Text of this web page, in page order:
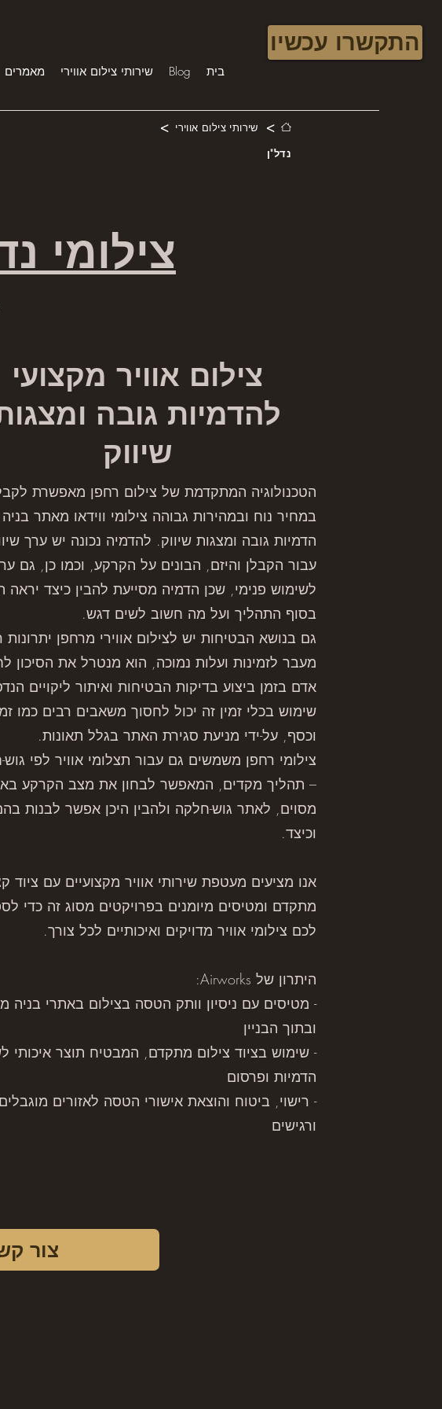
התקשרו עכשיו
בית Blog שירותי צילום אווירי מאמרים
> שירותי צילום אווירי >
נדל"ן
צילומי
צילום אוויר מקצועי
להדמיות גובה
שיווק
הטכנולוגיה המתקדמת של צילום רחפן מאפשרת
במחיר נוח ובמהירות גבוהה צילומי ווידאו מאתר
הדמיות גובה ומצגות שיווק. להדמיה נכונה יש ערך
עבור הקבלן והיזם, הבונים על הקרקע, וכמו כן, גם
לשימוש פנימי, שכן הדמיה מסייעת להבין כיצד יראה
בסוף התהליך ועל מה חשוב לשים דגש.
גם בנושא הבטיחות יש לצילום אווירי מרחפן יתרונות
מעבר לזמינות ועלות נמוכה, הוא מנטרל את הסיכון
אדם בזמן ביצוע בדיקות הבטיחות ואיתור ליקויים
שימוש בכלי זמין זה יכול לחסוך משאבים רבים כמו
וכסף, על-ידי מניעת סגירת האתר בגלל תאונות.
צילומי רחפן משמשים גם עבור תצלומי אוויר לפי
– תהליך מקדים, המאפשר לבחון את מצב הקרקע
מסוים, לאתר גוש-חלקה ולהבין היכן אפשר לבנות
וכיצד.
אנו מציעים מעטפת שירותי אוויר מקצועיים עם ציוד
מתקדם ומטיסים מיומנים בפרויקטים מסוג זה כדי
לכם צילומי אוויר מדויקים ואיכותיים לכל צורך.
היתרון של Airworks:
- מטיסים עם ניסיון וותק הטסה בצילום באתרי בניה
ובתוך הבניין
- שימוש בציוד צילום מתקדם, המבטיח תוצר איכותי
הדמיות ופרסום
- רישוי, ביטוח והוצאת אישורי הטסה לאזורים מוגבלים
ורגישים
צור